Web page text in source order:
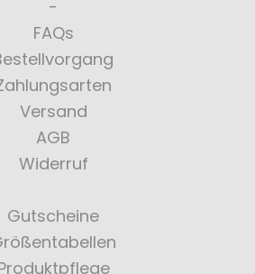
FAQs
Versand
AGB
Widerruf
Gutscheine